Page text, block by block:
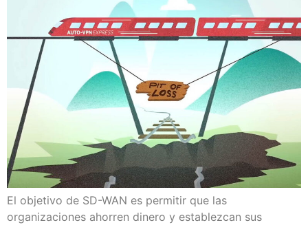
El objetivo de SD-WAN es permitir que las
organizaciones ahorren dinero y establezcan sus